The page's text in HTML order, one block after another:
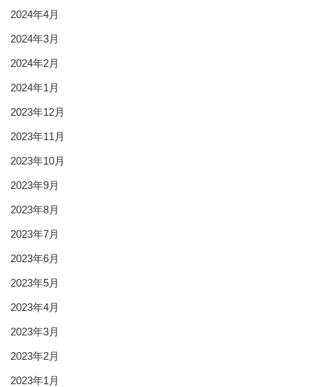
2024年4月
2024年3月
2024年2月
2024年1月
2023年12月
2023年11月
2023年10月
2023年9月
2023年8月
2023年7月
2023年6月
2023年5月
2023年4月
2023年3月
2023年2月
2023年1月